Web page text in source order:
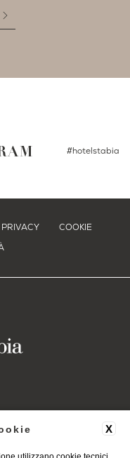
#hotelstabia
PRIVACY
COOKIE
+39 0818012982
X